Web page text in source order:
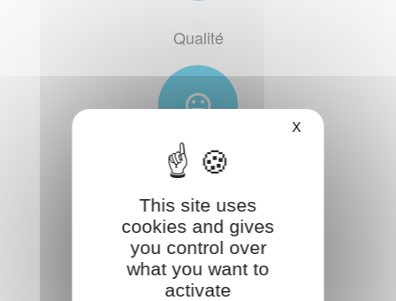
Qualité
Satisfaction
X
This site uses
cookies and gives
you control over
what you want to
activate